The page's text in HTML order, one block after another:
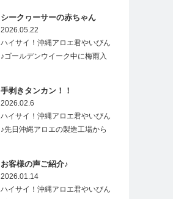
シークヮーサーの赤ちゃん
2026.05.22
ハイサイ！沖縄アロエ君やいびん
♪ゴールデンウイーク中に梅雨入
手剥きタンカン！！
2026.02.6
ハイサイ！沖縄アロエ君やいびん
♪先日沖縄アロエの製造工場から
お客様の声ご紹介♪
2026.01.14
ハイサイ！沖縄アロエ君やいびん